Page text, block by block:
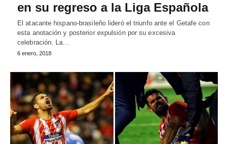
en su regreso a la Liga Española
El atacante hispano-brasileño lideró el triunfo ante el Getafe con
esta anotación y posterior expulsión por su excesiva
celebración. La…
6 enero, 2018